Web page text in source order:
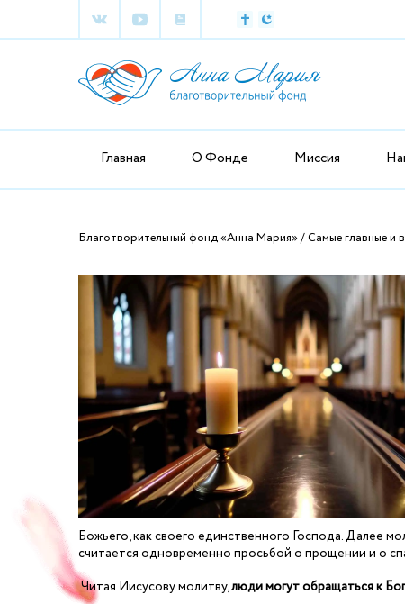
Главная О Фонде Миссия
Благотворительный фонд «Анна Мария» Самые главные и
Божьего, как своего единственного Господа. Далее
считается одновременно просьбой о прощении и о
Читая Иисусову молитву,люди могут обращаться к